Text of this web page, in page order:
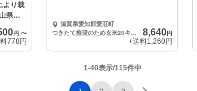
より栽
県山
円 〜
778円
滋賀県愛知郡愛荘町
8,640円
+送料1,260円
1-40表示/115件中